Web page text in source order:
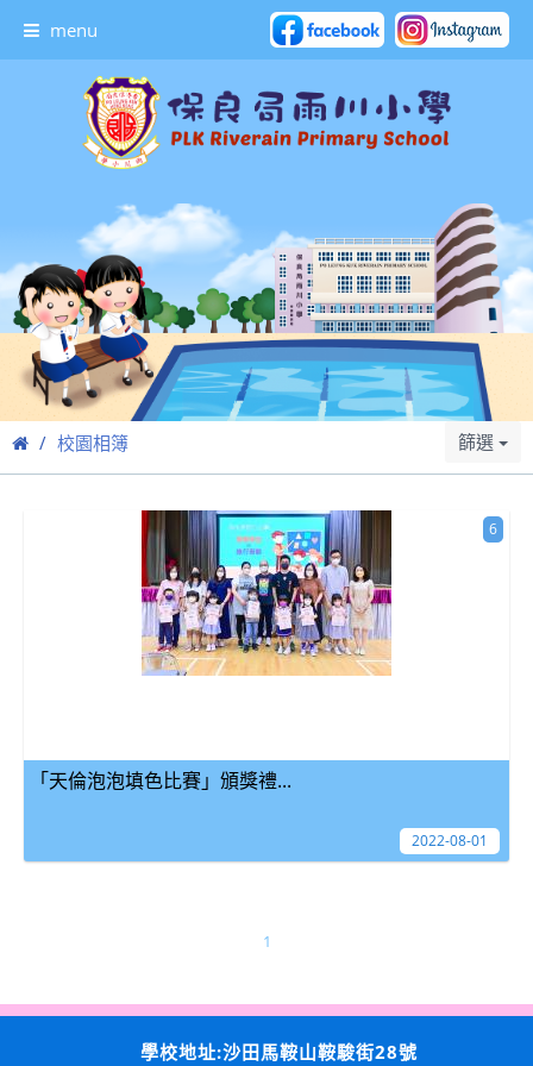
menu
校園相簿 篩選
「天倫泡泡填色比賽」頒獎禮...
6
2022-08-01
1
學校地址:沙田馬鞍山鞍駿街28號